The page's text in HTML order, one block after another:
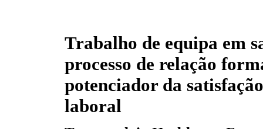
Trabalho de equipa em
processo de relação
potenciador da
laboral